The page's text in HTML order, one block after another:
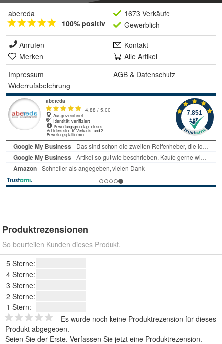
abereda
100% positiv
1673 Verkäufe
Gewerblich
Anrufen
Kontakt
Merken
Alle Artikel
Impressum
AGB & Datenschutz
Widerrufsbelehrung
Produktrezensionen
So beurteilen Kunden dieses Produkt.
5 Sterne:
4 Sterne:
3 Sterne:
2 Sterne:
1 Stern:
Es wurde noch keine Produktrezension für dieses
Produkt abgegeben.
Seien Sie der Erste. Verfassen Sie jetzt eine Produktrezension.